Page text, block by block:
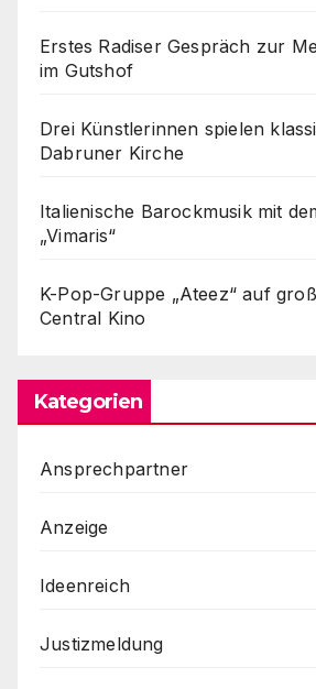
Erstes Radiser Gespräch zur
im Gutshof
Drei Künstlerinnen spielen
Dabruner Kirche
Italienische Barockmusik mit
„Vimaris“
K-Pop-Gruppe „Ateez“ auf
Central Kino
Kategorien
Ansprechpartner
Anzeige
Ideenreich
Justizmeldung